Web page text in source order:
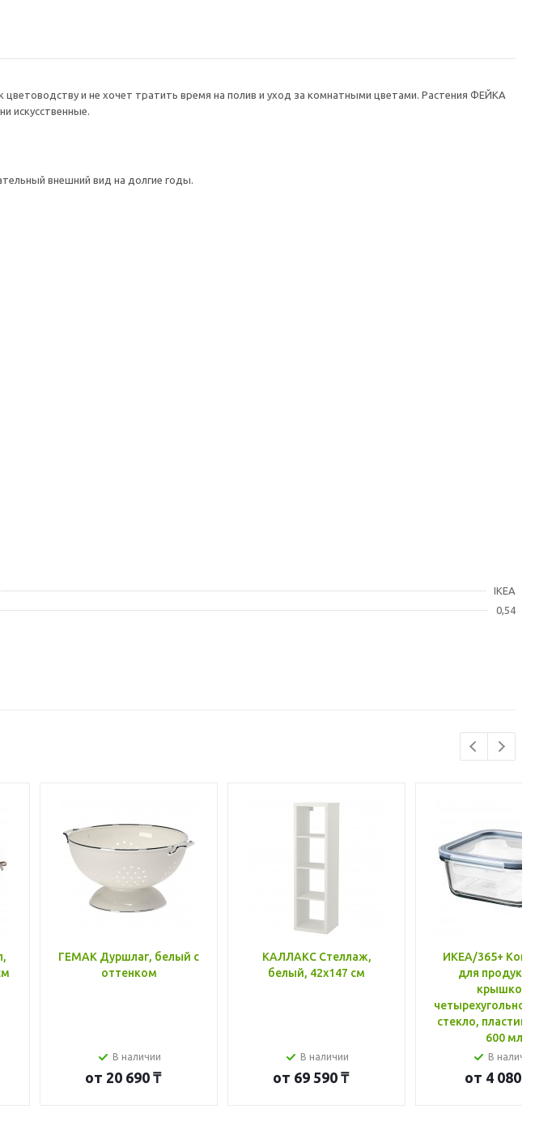
цветоводству и не хочет тратить время на полив и уход за комнатными цветами. Растения ФЕЙКА
искусственные.
внешний вид на долгие годы.
IKEA
0,54
ГЕМАК Дуршлаг, белый с
оттенком
В наличии
от 20 690 ₸
КАЛЛАКС Стеллаж,
белый, 42x147 см
В наличии
от 69 590 ₸
ИКЕА/365+
для
крышкой,
стекло, пластик
600 мл
В
от 4 080 ₸